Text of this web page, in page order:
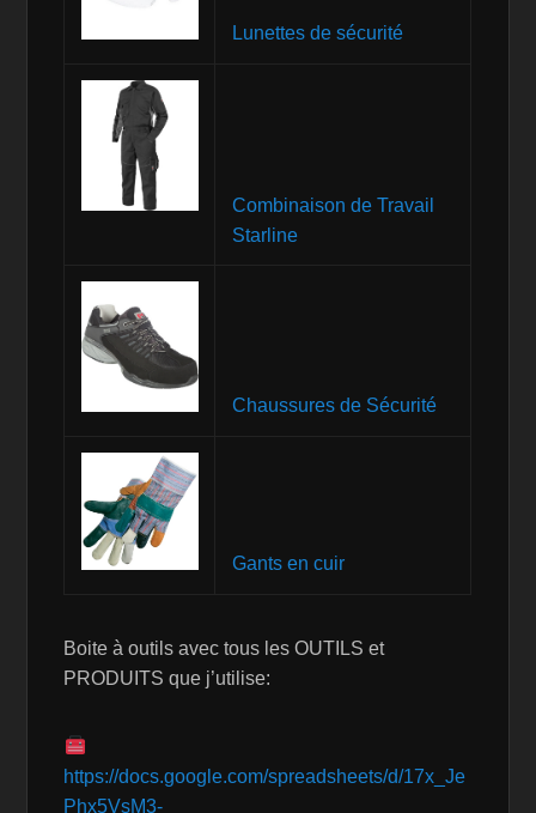
Lunettes de sécurité
Combinaison de Travail
Starline
Chaussures de Sécurité
Gants en cuir
Boite à outils avec tous les OUTILS et
PRODUITS que j’utilise:
https://docs.google.com/spreadsheets/d/17x_Je
Phx5VsM3-